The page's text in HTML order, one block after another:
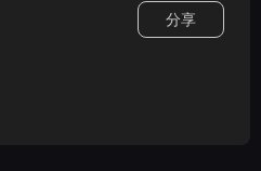
分享